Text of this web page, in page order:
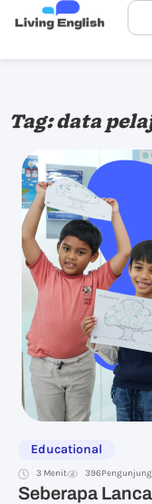
Tag: data
Educational
3 Menit 396Pengunjung
Seberapa